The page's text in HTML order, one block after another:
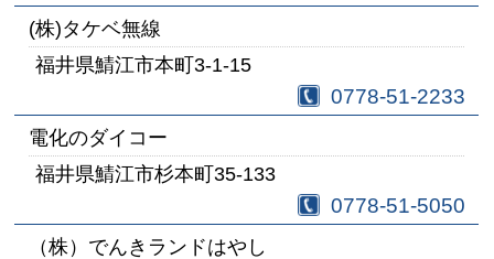
(株)タケベ無線
福井県鯖江市本町3-1-15
0778-51-2233
電化のダイコー
福井県鯖江市杉本町35-133
0778-51-5050
（株）でんきランドはやし